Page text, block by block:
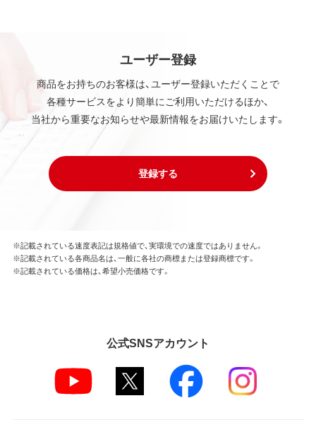
ユーザー登録
商品をお持ちのお客様は、ユーザー登録いただくことで
各種サービスをより簡単にご利用いただけるほか、
当社から重要なお知らせや最新情報をお届けいたします。
登録する
※記載されている速度表記は規格値で、実環境での速度ではありません。
※記載されている各商品名は、一般に各社の商標または登録商標です。
※記載されている価格は、希望小売価格です。
公式SNSアカウント